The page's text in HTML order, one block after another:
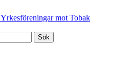
Yrkesföreningar mot Tobak